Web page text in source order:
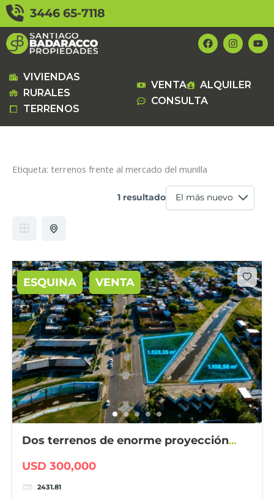
contenido
3446 65-7118
F
a
c
o
k
I
n
s
g
Y
o
u
VIVIENDAS
RURALES
TERRENOS
VENTA
ALQUILER
CONSULTA
Etiqueta: terrenos frente al mercado del munilla
1 resultado
ESQUINA VENTA
Dos terrenos de enorme proyección
USD 300,000
2431.81